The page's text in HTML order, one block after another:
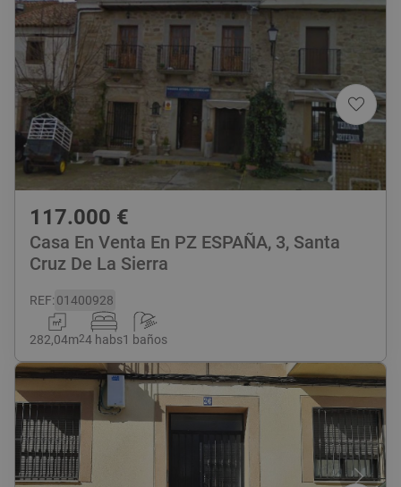
117.000 €
Casa En Venta En PZ ESPAÑA, 3, Santa
Cruz De La Sierra
REF:01400928
282,04m24 habs1 baños